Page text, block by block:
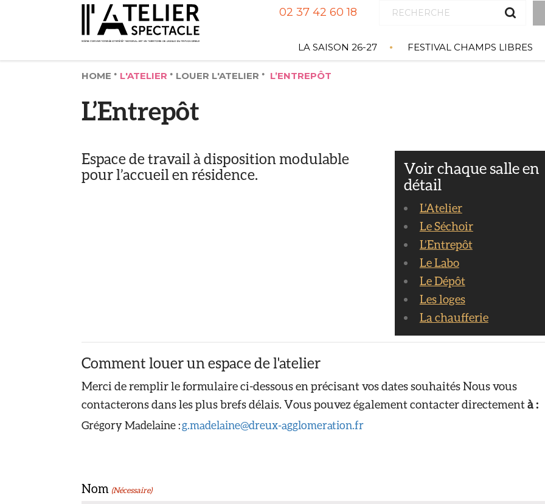
02 37 42 60 18
LA SAISON 26-27 FESTIVAL CHAMPS LIBRES
HOME L'ATELIER LOUER L'ATELIER L’ENTREPÔT
L’Entrepôt
Espace de travail à disposition modulable
pour l’accueil en résidence.
Voir chaque salle en
détail
L’Atelier
Le Séchoir
L’Entrepôt
Le Labo
Le Dépôt
Les loges
La chaufferie
Comment louer un espace de l'atelier
Merci de remplir le formulaire ci-dessous en précisant vos dates souhaités Nous vous
contacterons dans les plus brefs délais. Vous pouvez également contacter directementà :
Grégory Madelaine :g.madelaine@dreux-agglomeration.fr
Nom (Nécessaire)